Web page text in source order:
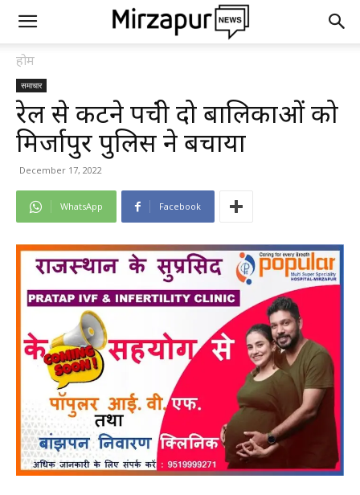
होम
समाचार
रेल से कटने पहुंची दो बालिकाओं को
मिर्जापुर पुलिस ने बचाया
December 17, 2022
WhatsApp Facebook